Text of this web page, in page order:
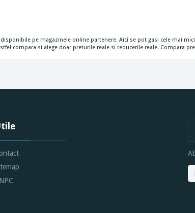
pe magazinele online partenere. Aici se pot gasi cele mai
compara si alege doar preturile reale si reducerile reale. Compara